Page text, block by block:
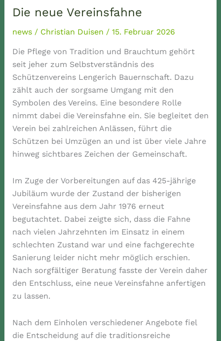
Das
Programm
Die neue Vereinsfahne
news/ Christian Duisen / 15. Februar 2026
Die Pflege von Tradition und Brauchtum gehört
seit jeher zum Selbstverständnis des
Schützenvereins Lengerich Bauernschaft. Dazu
zählt auch der sorgsame Umgang mit den
Symbolen des Vereins. Eine besondere Rolle
nimmt dabei die Vereinsfahne ein. Sie begleitet den
Verein bei zahlreichen Anlässen, führt die
Schützen bei Umzügen an und ist über viele Jahre
hinweg sichtbares Zeichen der Gemeinschaft.
Im Zuge der Vorbereitungen auf das 425-jährige
Jubiläum wurde der Zustand der bisherigen
Vereinsfahne aus dem Jahr 1976 erneut
begutachtet. Dabei zeigte sich, dass die Fahne
nach vielen Jahrzehnten im Einsatz in einem
schlechten Zustand war und eine fachgerechte
Sanierung leider nicht mehr möglich erschien.
Nach sorgfältiger Beratung fasste der Verein daher
den Entschluss, eine neue Vereinsfahne anfertigen
zu lassen.
Nach dem Einholen verschiedener Angebote fiel
die Entscheidung auf die traditionsreiche